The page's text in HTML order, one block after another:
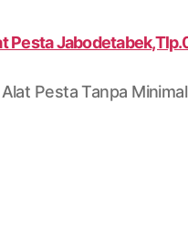
Pesta Tanpa